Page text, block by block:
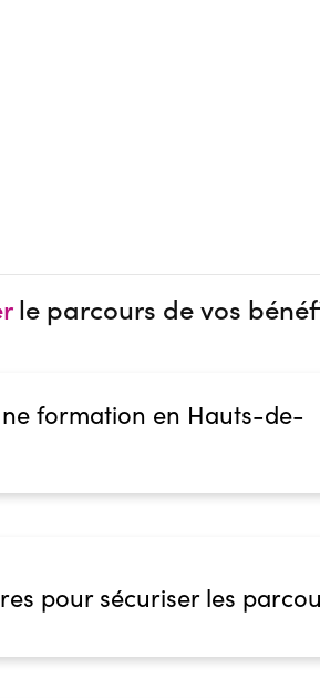
le parcours de vos
formation en Hauts-de-
pour sécuriser les